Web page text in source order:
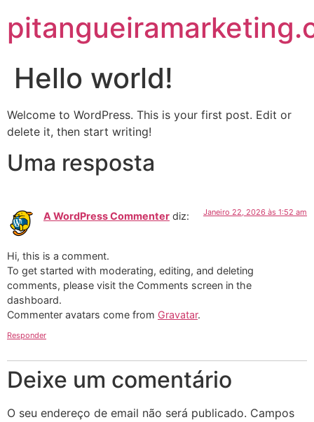
Hello world!
Welcome to WordPress. This is your first post. Edit or
delete it, then start writing!
Uma resposta
A WordPress Commenter diz: Janeiro 22, 2026 às 1:52 am
Hi, this is a comment.
To get started with moderating, editing, and deleting
comments, please visit the Comments screen in the
dashboard.
Commenter avatars come from Gravatar.
Responder
Deixe um comentário
O seu endereço de email não será publicado. Campos